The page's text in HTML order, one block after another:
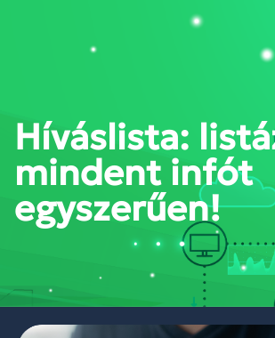
Híváslista:
mindent infót
egyszerűen!